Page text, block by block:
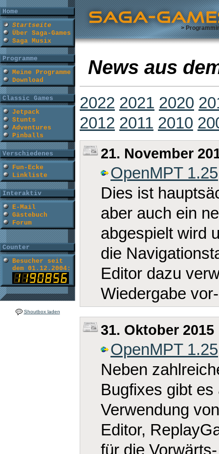
Home
Startseite
Über Saga-Games
Saga Musix
Programme
Meine Programme
Download
Classic Games
Jetpack
Stunts
Adventures
Pinballs
Verschiedenes
Fun-Ecke
Linkliste
Interaktiv
E-Mail
Gästebuch
Forum
Counter
Besucher seit
dem 01.12.2004:
Shoutbox laden
>
News aus
2022 2021 2020
2012 2011 2010
21. November
OpenMPT 1.25
Dies ist
aber auch ein
abgespielt wird
die
Editor dazu
Wiedergabe
31. Oktober 2015
OpenMPT 1.25
Neben
Bugfixes gibt
Verwendung
Editor,
für die